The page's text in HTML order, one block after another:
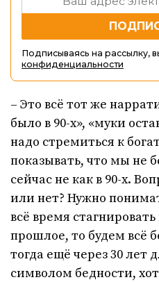
Подписываясь на рассылку,
конфиденциальности
– Это всё тот же
было в 90-х», «муки
надо стремиться к
показывать, что мы не
сейчас не как в 90-х.
или нет? Нужно
всё время
прошлое, то будем всё
тогда ещё через 30 лет
символом бедности,